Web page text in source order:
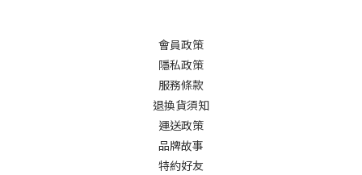
會員政策
隱私政策
服務條款
退換貨須知
運送政策
品牌故事
特約好友